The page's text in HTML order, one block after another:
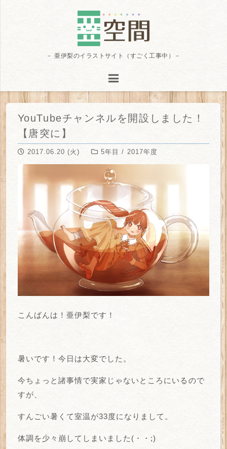
－ 亜伊梨のイラストサイト（すごく工事中）－
YouTubeチャンネルを開設しました！
【唐突に】
2017.06.20 (火) 5年目 / 2017年度
こんばんは！亜伊梨です！
暑いです！今日は大変でした。
今ちょっと諸事情で実家じゃないところにいるので
すが、
すんごい暑くて室温が33度になりまして。
体調を少々崩してしまいました(・・;)